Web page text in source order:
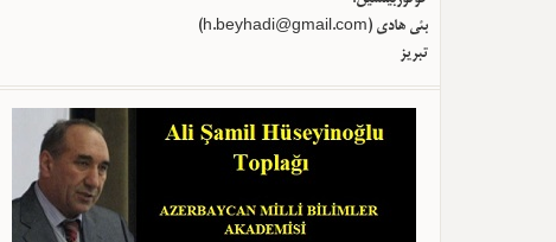
بئی هادی (h.beyhadi@gmail.com
)
تبریز